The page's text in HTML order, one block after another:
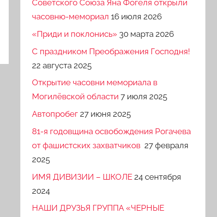
Советского Союза Яна Фогеля открыли
часовню-мемориал 16 июля 2026
«Приди и поклонись» 30 марта 2026
C праздником Преображения Господня!
22 августа 2025
Открытие часовни мемориала в
Могилёвской области 7 июля 2025
Автопробег 27 июня 2025
81-я годовщина освобождения Рогачева
от фашистских захватчиков 27 февраля
2025
ИМЯ ДИВИЗИИ – ШКОЛЕ 24 сентября
2024
НАШИ ДРУЗЬЯ ГРУППА «ЧЕРНЫЕ